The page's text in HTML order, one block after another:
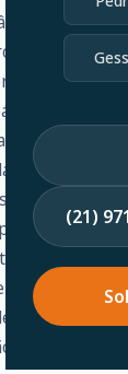
(21)
de
e
da
cada
as suas
a
contato
em
do Rio de